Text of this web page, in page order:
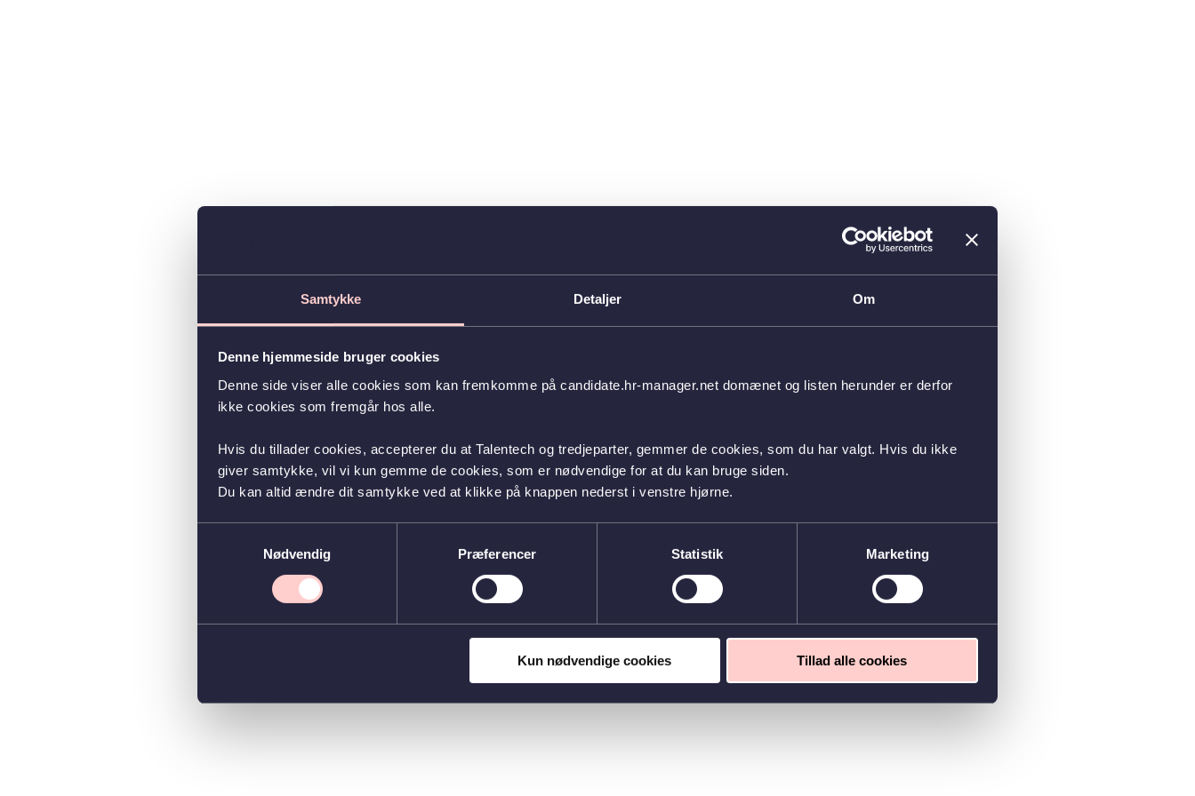
Samtykke Detaljer Om
Denne hjemmeside bruger cookies
Denne side viser alle cookies som kan fremkomme på candidate.hr-manager.net domænet og listen herunder er derfor
ikke cookies som fremgår hos alle.
Hvis du tillader cookies, accepterer du at Talentech og tredjeparter, gemmer de cookies, som du har valgt. Hvis du ikke
giver samtykke, vil vi kun gemme de cookies, som er nødvendige for at du kan bruge siden.
Du kan altid ændre dit samtykke ved at klikke på knappen nederst i venstre hjørne.
Nødvendig
Præferencer Statistik Marketing
Kun nødvendige cookies Tillad alle cookies